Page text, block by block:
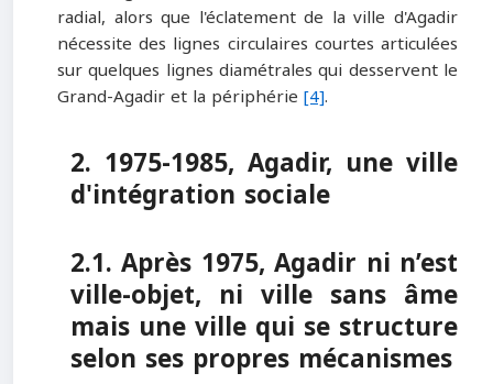
radial, alors que l'éclatement de la ville d'Agadir
nécessite des lignes circulaires courtes articulées
sur quelques lignes diamétrales qui desservent le
Grand-Agadir et la périphérie [4].
2. 1975-1985, Agadir, une ville
d'intégration sociale
2.1. Après 1975, Agadir ni n’est
ville-objet, ni ville sans âme
mais une ville qui se structure
selon ses propres mécanismes